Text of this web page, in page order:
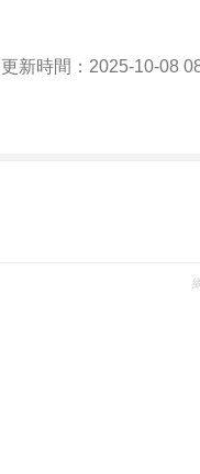
更新時間：2025-10-08